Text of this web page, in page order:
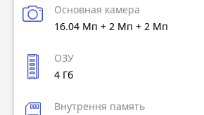
Основная камера
16.04 Мп + 2 Мп + 2 Мп
ОЗУ
4 Гб
Внутрення память